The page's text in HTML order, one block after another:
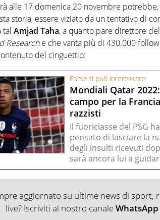
alle 17 domenica 20 novembre
storia, essere viziato da un tentativo di
tal Amjad Taha, a quanto pare direttore del
Researche che vanta più di 430.000
del cinguettio:
Forse ti può interessare
Mondiali Qatar
campo per la
razzisti
Il fuoriclasse del PSG
pensato di lasciare la
degli insulti ricevuti
sarà ancora lui a
aggiornato su ultime news di sport,
live? Iscriviti al nostro canaleWhatsApp